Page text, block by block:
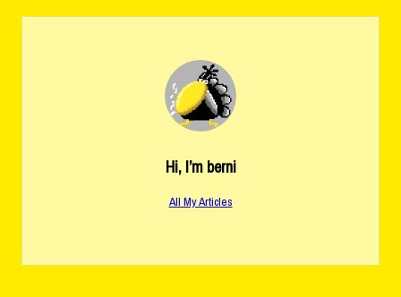
Hi, I’m berni
All My Articles